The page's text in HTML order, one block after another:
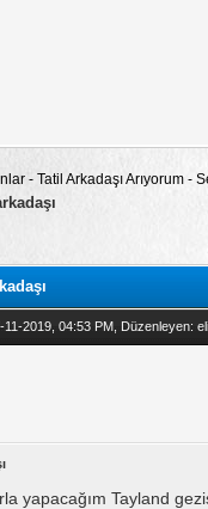
- Tatil Arkadaşı Arıyorum -
11-2019, 04:53 PM, Düzenleyen:
yapacağım Tayland